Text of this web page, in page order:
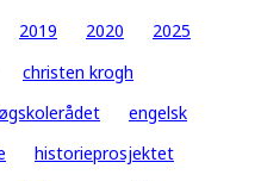
2019 2020
2025
christen krogh
engelsk
historieprosjektet